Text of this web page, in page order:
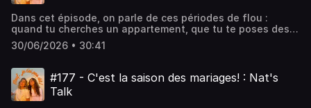
Dans cet épisode, on parle de ces périodes de flou :
quand tu cherches un appartement, que tu te poses des
questions sur ton travail, tes relations ou ton futur, et que
tu aimerais juste avoir une réponse. Comment continuer à
confiance au processus alors qu’on a l’impression de
marcher dans le brouillard ?Enjoy🧡Retrouvez-nous sur
Instagram : @meufjetaipasdit @letycja_k
30/06/2026 • 30:41
#177 - C'est la saison des mariages! : Nat's
Talk